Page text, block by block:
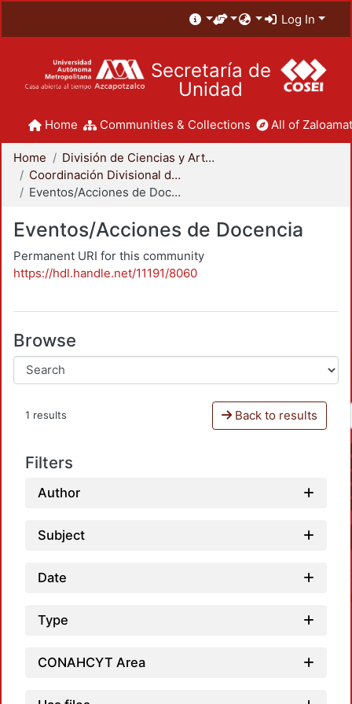
Log In
Secretaría de
Unidad
Home Communities & Collections All of
Home
División de Ciencias y Artes para el Diseño
Coordinación Divisional de Docencia
Eventos/Acciones de Docencia
Eventos/Acciones de Docencia
Permanent URI for this community
https://hdl.handle.net/11191/8060
Browse
1 results Back to results
Filters
Author
Subject
Date
Type
CONAHCYT Area